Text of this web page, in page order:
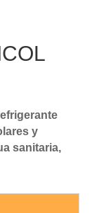
y
sanitaria,